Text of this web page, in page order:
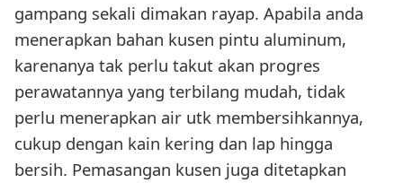
gampang sekali dimakan rayap. Apabila anda
menerapkan bahan kusen pintu aluminum,
karenanya tak perlu takut akan progres
perawatannya yang terbilang mudah, tidak
perlu menerapkan air utk membersihkannya,
cukup dengan kain kering dan lap hingga
bersih. Pemasangan kusen juga ditetapkan